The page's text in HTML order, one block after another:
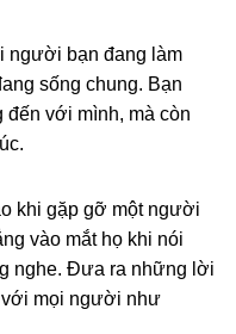
người bạn đang làm
sống chung. Bạn
đến với mình, mà còn
khi gặp gỡ một người
vào mắt họ khi nói
nghe. Đưa ra những lời
với mọi người như